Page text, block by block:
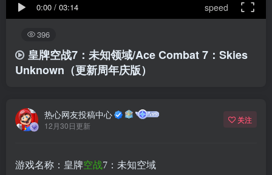
0:00 / 03:14 speed
396
皇牌空战7：未知领域/Ace Combat 7：Skies
Unknown（更新周年庆版）
热心网友投稿中心
12月30日更新
关注
游戏名称：皇牌空战7：未知空域